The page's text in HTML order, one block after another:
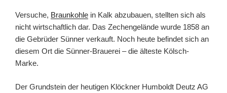
Versuche, Braunkohle in Kalk abzubauen, stellten sich als
nicht wirtschaftlich dar. Das Zechengelände wurde 1858 an
die Gebrüder Sünner verkauft. Noch heute befindet sich an
diesem Ort die Sünner-Brauerei – die älteste Kölsch-
Marke.
Der Grundstein der heutigen Klöckner Humboldt Deutz AG